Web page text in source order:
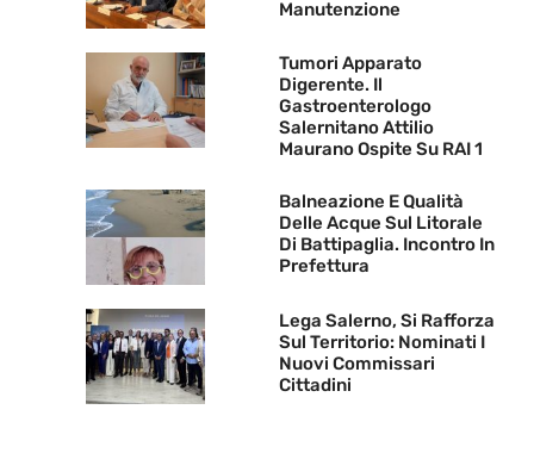
Manutenzione
Tumori Apparato
Digerente. Il
Gastroenterologo
Salernitano Attilio
Maurano Ospite Su RAI 1
Balneazione E Qualità
Delle Acque Sul Litorale
Di Battipaglia. Incontro In
Prefettura
Lega Salerno, Si Rafforza
Sul Territorio: Nominati I
Nuovi Commissari
Cittadini